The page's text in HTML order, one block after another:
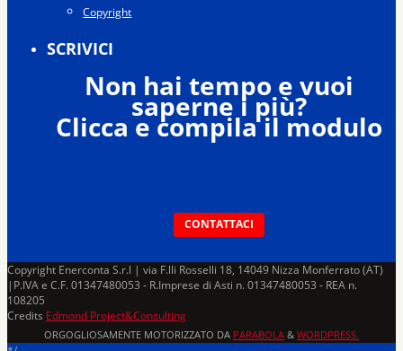
Copyright
SCRIVICI
Non hai tempo e vuoi
saperne i più?
Clicca e compila il modulo
CONTATTACI
Copyright Enerconta S.r.l | via F.lli Rosselli 18, 14049 Nizza Monferrato (AT)
|P.IVA e C.F. 01347480053 - R.Imprese di Asti n. 01347480053 - REA n.
108205
Credits Edmond Project&Consulting
ORGOGLIOSAMENTE MOTORIZZATO DA PARABOLA & WORDPRESS.